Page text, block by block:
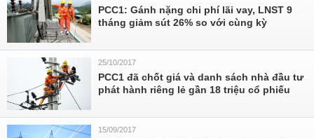
PCC1: Gánh nặng chi phí lãi vay, LNST 9
tháng giảm sút 26% so với cùng kỳ
25/10/2017
PCC1 đã chốt giá và danh sách nhà đầu tư
phát hành riêng lẻ gần 18 triệu cổ phiếu
15/09/2017